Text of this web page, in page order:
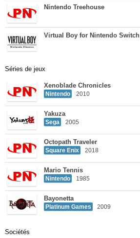
Nintendo Treehouse
Virtual Boy for Nintendo Switch
Séries de jeux
Xenoblade Chronicles
Nintendo 2010
Yakuza
Sega 2005
Octopath Traveler
Square Enix 2018
Mario Tennis
Nintendo 1985
Bayonetta
Platinum Games 2009
Sociétés